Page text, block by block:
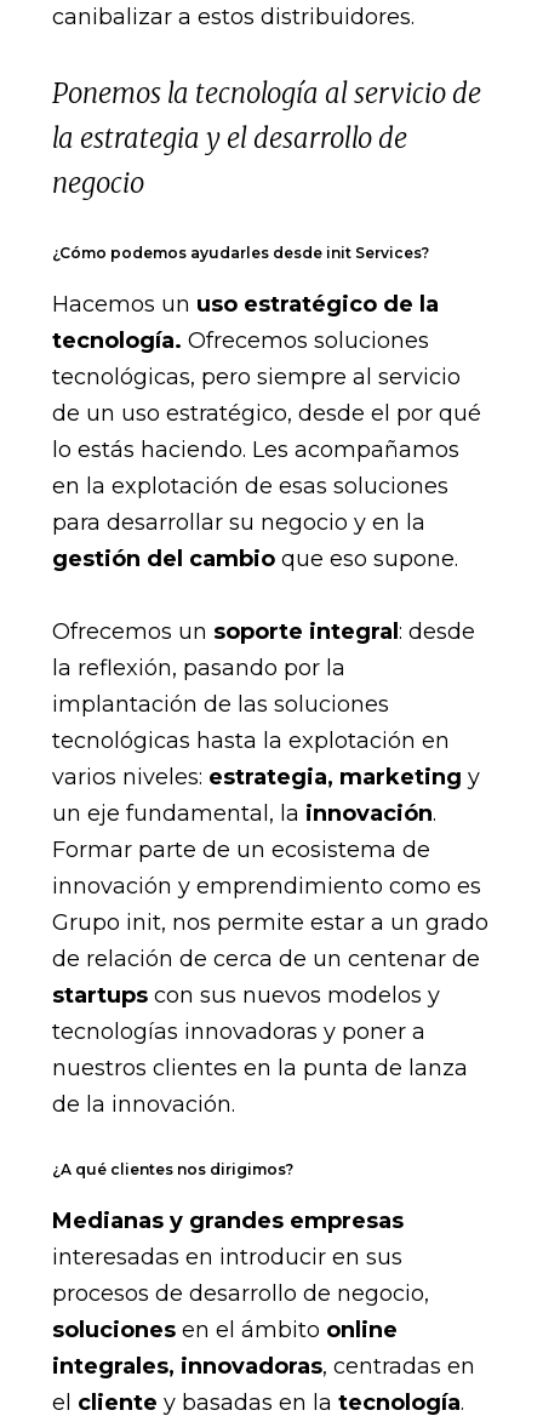
canibalizar a estos distribuidores.
Ponemos la tecnología al servicio de
la estrategia y el desarrollo de
negocio
¿Cómo podemos ayudarles desde init Services?
Hacemos un uso estratégico de la
tecnología. Ofrecemos soluciones
tecnológicas, pero siempre al servicio
de un uso estratégico, desde el por qué
lo estás haciendo. Les acompañamos
en la explotación de esas soluciones
para desarrollar su negocio y en la
gestión del cambioque eso supone.
Ofrecemos un soporte integral : desde
la reflexión, pasando por la
implantación de las soluciones
tecnológicas hasta la explotación en
varios niveles: estrategia, marketing y
un eje fundamental, la innovación.
Formar parte de un ecosistema de
innovación y emprendimiento como es
Grupo init, nos permite estar a un grado
de relación de cerca de un centenar de
startupscon sus nuevos modelos y
tecnologías innovadoras y poner a
nuestros clientes en la punta de lanza
de la innovación.
¿A qué clientes nos dirigimos?
Medianas y grandes empresas
interesadas en introducir en sus
procesos de desarrollo de negocio,
solucionesen el ámbito online
integrales, innovadoras, centradas en
el cliente y basadas en la tecnología.